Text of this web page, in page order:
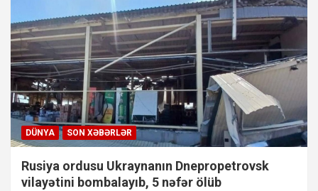
DÜNYA SON XƏBƏRLƏR
Rusiya ordusu Ukraynanın Dnepropetrovsk
vilayətini bombalayıb, 5 nəfər ölüb